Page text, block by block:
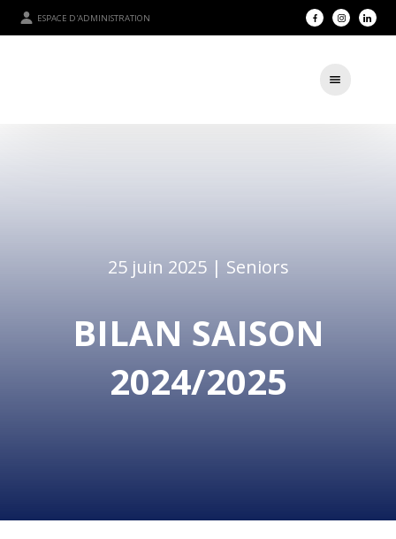
ESPACE D'ADMINISTRATION
25 juin 2025 | Seniors
BILAN SAISON
2024/2025